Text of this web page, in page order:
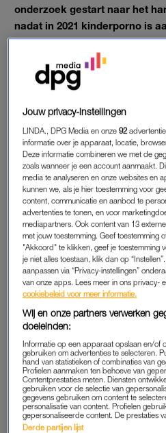
onderzoek gestart naar het
nadat in 2021 kinderporno is
vanDonny M.
Donny M. is de man die ervan
9-jarige Ginote hebben ontvoerd
ONDERZOEK ZAAK
“In 2021 had die vondst voor
gevolgen, er volgde geen
Inspectie wil weten hoe de politie
kinderporno op de telefoon haar
haar werk heeft uitgevoerd. Pas
verdachte in de zaak Gino, is de
onderzoek tegen hem.
Recent – bij een “al langer
– is nieuwe informatie
politie. Deze informatie maakt dat
oriënterend onderzoek wil
uitkomsten wordt besloten of er
komen.
Jouw privacy-instellingen
LINDA., DPG Media en onze92
informatie over je apparaat, locatie,
Deze informatie combineren we met de
zoals wanneer je een account aanmaakt.
media te analyseren en onze websites en
kunnen we, als je hier toestemming voor
content, communicatie en aanbod te
advertenties te tonen, en voor
mediapartners. Ook content van 13
met jouw toestemming. Geef toestemming
"Akkoord" te klikken, geef je toestemming
je niet alles toestaan, klik dan op
aanpassen via “Privacy-instellingen”
van onze apps. Lees meer in ons privacy-
cookiebeleid voor meer informatie.
Wij en onze partners verwerken
doeleinden:
Informatie op een apparaat opslaan en/of
gebruiken om advertenties te selecteren.
hand van statistieken of combinaties van
Profielen aanmaken ten behoeve van
Contentprestaties meten. Diensten
gebruiken voor de selectie van
gegevens gebruiken om content te
personalisatie van content. Profielen
gepersonaliseerde content. De prestaties
Derde partijen lijst